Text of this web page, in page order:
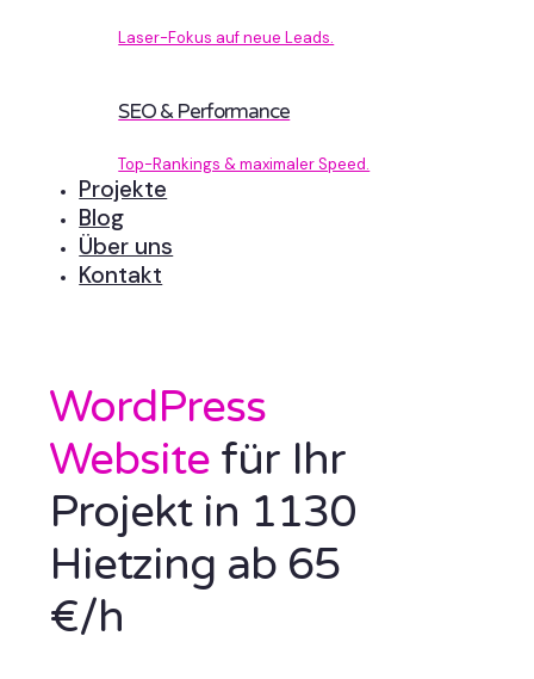
Laser-Fokus auf neue Leads.
SEO & Performance
Top-Rankings & maximaler Speed.
Projekte
Blog
Über uns
Kontakt
WordPress
Website für Ihr
Projekt in 1130
Hietzing ab 65
€/h